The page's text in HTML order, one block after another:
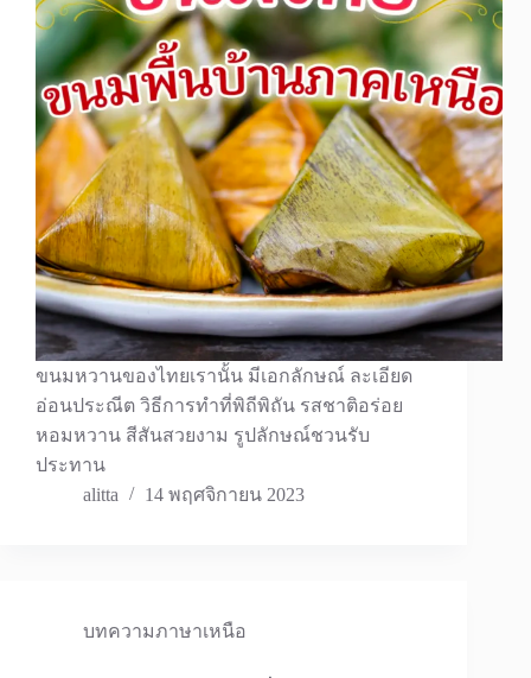
ขนมหวานของไทยเรานั้น มีเอกลักษณ์ ละเอียด
อ่อนประณีต วิธีการทำที่พิถีพิถัน รสชาติอร่อย
หอมหวาน สีสันสวยงาม รูปลักษณ์ชวนรับ
ประทาน
alitta
14 พฤศจิกายน 2023
บทความภาษาเหนือ